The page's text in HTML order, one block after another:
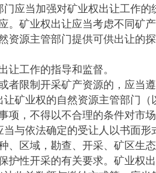
当加强对矿业权出让工作的
矿业权出让应当考虑不同矿
源主管部门提供可供出让的
工作的指导和监督。
限制开采矿产资源的，应当遵
业权的自然资源主管部门（
，不得以不合理的条件对市
依法确定的受让人以书面形
区域，勘查、开采、矿区生
性开采的有关要求。矿业权